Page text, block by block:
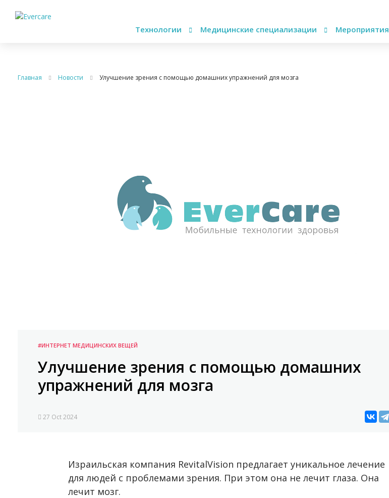
Технологии Медицинские специализации Мероприятия
Главная Новости Улучшение зрения с помощью домашних упражнений для мозга
#ИНТЕРНЕТ МЕДИЦИНСКИХ ВЕЩЕЙ
Улучшение зрения с помощью домашних
упражнений для мозга
27 Oct 2024
Израильская компания RevitalVision предлагает уникальное лечение
для людей с проблемами зрения. При этом она не лечит глаза. Она
лечит мозг.